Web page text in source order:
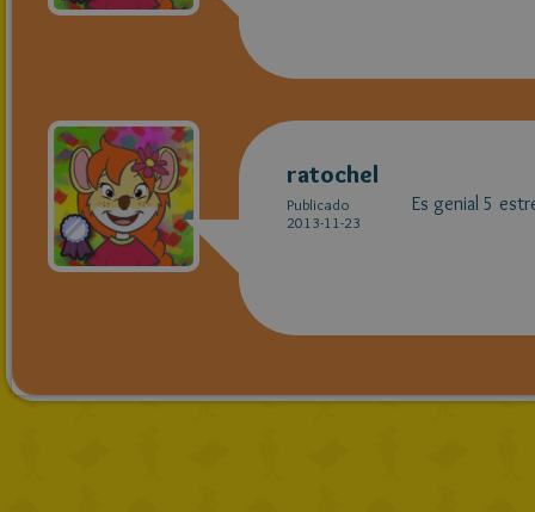
ratochel
Publicado
2013-11-23
Es genial 5